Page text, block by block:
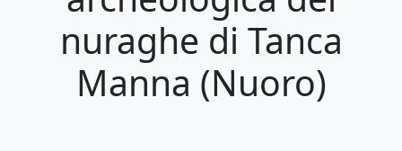
nuraghe di Tanca
Manna (Nuoro)